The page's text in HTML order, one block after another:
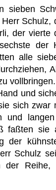
sieben
Schulz,
der vierte
der
alle
und
sich zwar
und
faßten sie
der
Schulz
der